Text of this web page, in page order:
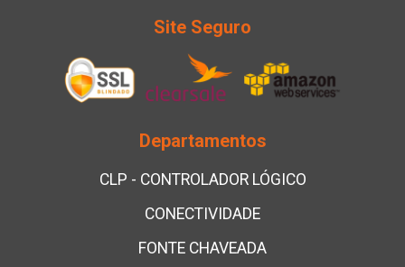
Site Seguro
Departamentos
CLP - CONTROLADOR LÓGICO
CONECTIVIDADE
FONTE CHAVEADA